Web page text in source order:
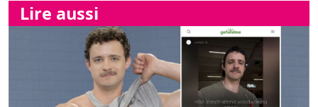
Outre le porno, Nate Grimes a une autre
passion professionnelle : l’ébénisterie